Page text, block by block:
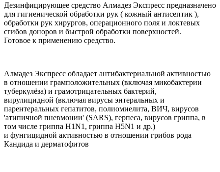
Дезинфицирующее средство Алмадез Экспресс предназначено
для гигиенической обработки рук ( кожный антисептик ),
обработки рук хирургов, операционного поля и локтевых
сгибов доноров и быстрой обработки поверхностей.
Готовое к применению средство.
Алмадез Экспресс обладает антибактериальной активностью
в отношении грамположительных (включая микобактерии
туберкулёза) и грамотрицательных бактерий,
вирулицидной (включая вирусы энтеральных и
парентеральных гепатитов, полиомиелита, ВИЧ, вирусов
'атипичной пневмонии' (SARS), герпеса, вирусов гриппа, в
том числе гриппа H1N1, гриппа H5N1 и др.)
и фунгицидной активностью в отношении грибов рода
Кандида и дерматофитов